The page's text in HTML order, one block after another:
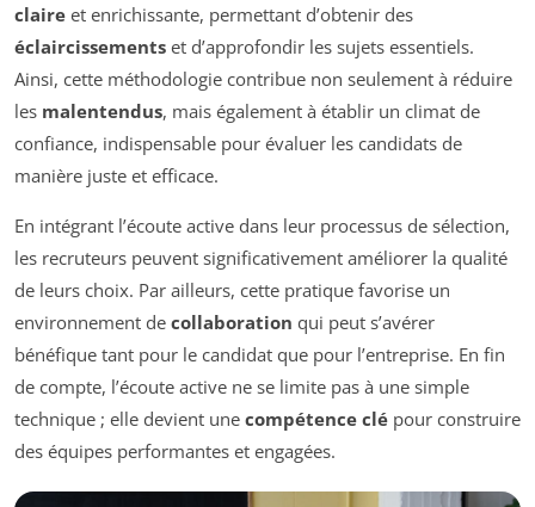
claire et enrichissante, permettant d’obtenir des
éclaircissements et d’approfondir les sujets essentiels.
Ainsi, cette méthodologie contribue non seulement à réduire
les malentendus, mais également à établir un climat de
confiance, indispensable pour évaluer les candidats de
manière juste et efficace.
En intégrant l’écoute active dans leur processus de sélection,
les recruteurs peuvent significativement améliorer la qualité
de leurs choix. Par ailleurs, cette pratique favorise un
environnement de collaboration qui peut s’avérer
bénéfique tant pour le candidat que pour l’entreprise. En fin
de compte, l’écoute active ne se limite pas à une simple
technique ; elle devient une compétence clé pour construire
des équipes performantes et engagées.